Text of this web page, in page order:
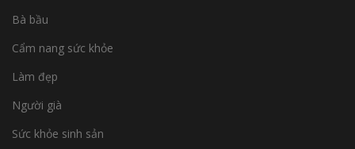
Bà bầu
Cẩm nang sức khỏe
Làm đẹp
Người già
Sức khỏe sinh sản